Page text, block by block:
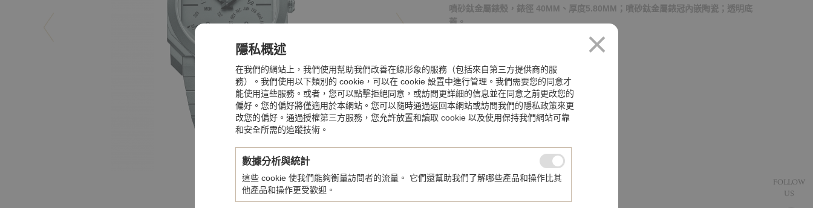
噴砂鈦金屬錶殼，錶徑 40MM、厚度5.80MM；噴砂鈦金屬錶冠內嵌陶瓷；透明底
蓋。
防水功能
防水深度 30 公尺
動力儲存 60 小時
FOLLOW
US
隱私概述
在我們的網站上，我們使用幫助我們改善在線形象的服務（包括來自第三方提供商的服
務）。我們使用以下類別的 cookie，可以在 cookie 設置中進行管理。我們需要您的同意才
能使用這些服務。或者，您可以點擊拒絕同意，或訪問更詳細的信息並在同意之前更改您的
偏好。您的偏好將僅適用於本網站。您可以隨時通過返回本網站或訪問我們的隱私政策來更
改您的偏好。通過授權第三方服務，您允許放置和讀取 cookie 以及使用保持我們網站可靠
和安全所需的追蹤技術。
數據分析與統計
這些 cookie 使我們能夠衡量訪問者的流量。 它們還幫助我們了解哪些產品和操作比其
他產品和操作更受歡迎。